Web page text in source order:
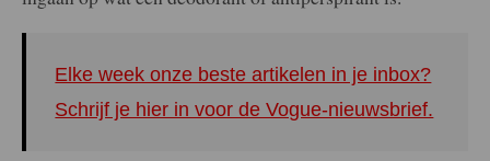
Elke week onze beste artikelen in je inbox?
Schrijf je hier in voor de Vogue-nieuwsbrief.